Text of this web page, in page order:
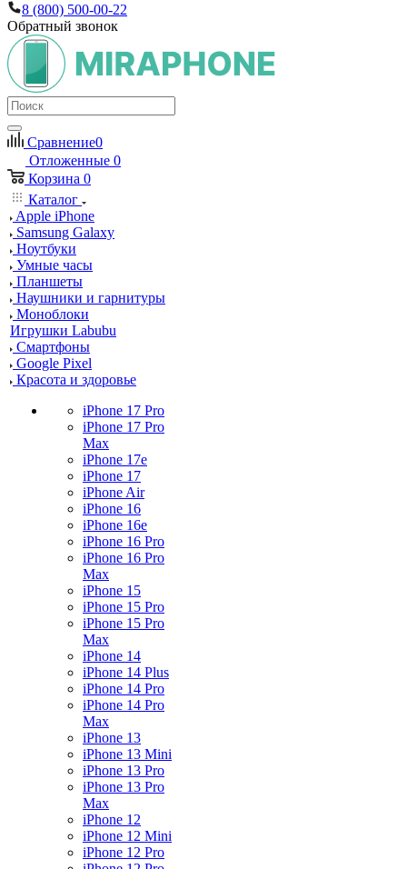
8 (800) 500-00-22
Обратный звонок
Сравнение0
Отложенные 0
Корзина 0
Каталог
Apple iPhone
Samsung Galaxy
Ноутбуки
Умные часы
Планшеты
Наушники и гарнитуры
Моноблоки
Игрушки Labubu
Смартфоны
Google Pixel
Красота и здоровье
iPhone 17 Pro
iPhone 17 Pro
Max
iPhone 17e
iPhone 17
iPhone Air
iPhone 16
iPhone 16e
iPhone 16 Pro
iPhone 16 Pro
Max
iPhone 15
iPhone 15 Pro
iPhone 15 Pro
Max
iPhone 14
iPhone 14 Plus
iPhone 14 Pro
iPhone 14 Pro
Max
iPhone 13
iPhone 13 Mini
iPhone 13 Pro
iPhone 13 Pro
Max
iPhone 12
iPhone 12 Mini
iPhone 12 Pro